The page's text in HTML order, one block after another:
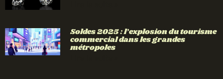
Soldes 2025 : l’explosion du tourisme
commercial dans les grandes
métropoles